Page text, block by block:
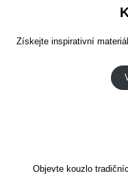
Získejte inspirativní
Objevte kouzlo